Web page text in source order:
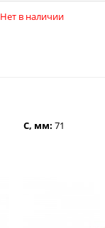
Нет в наличии
C, мм:71